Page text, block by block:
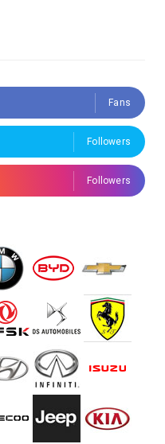
Fans
Followers
Followers